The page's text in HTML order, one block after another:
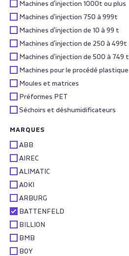
Machines d'injection 1000t ou plus
Machines d'injection 750 à 999t
Machines d'injection de 10 à 99 t
Machines d'injection de 250 à 499t
Machines d'injection de 500 à 749 t
Machines pour le procédé plastique
Moules et matrices
Préformes PET
Séchoirs et déshumidificateurs
MARQUES
ABB
AIREC
ALIMATIC
AOKI
ARBURG
BATTENFELD
BILLION
BMB
BOY